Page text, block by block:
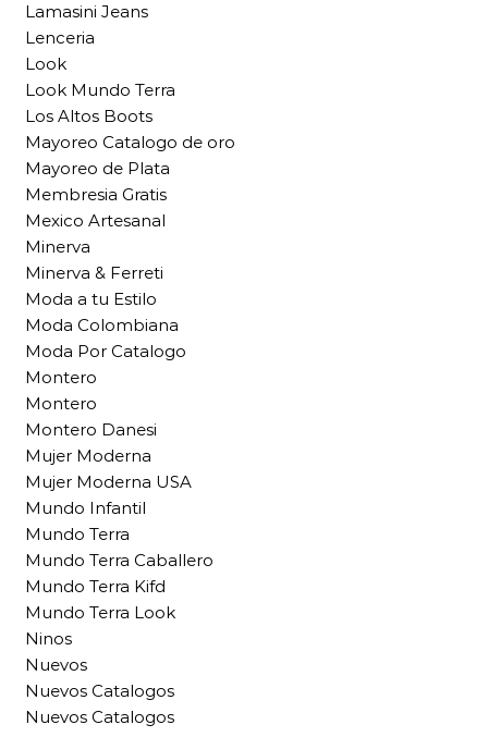
Lamasini Jeans
Lenceria
Look
Look Mundo Terra
Los Altos Boots
Mayoreo Catalogo de oro
Mayoreo de Plata
Membresia Gratis
Mexico Artesanal
Minerva
Minerva & Ferreti
Moda a tu Estilo
Moda Colombiana
Moda Por Catalogo
Montero
Montero
Montero Danesi
Mujer Moderna
Mujer Moderna USA
Mundo Infantil
Mundo Terra
Mundo Terra Caballero
Mundo Terra Kifd
Mundo Terra Look
Ninos
Nuevos
Nuevos Catalogos
Nuevos Catalogos